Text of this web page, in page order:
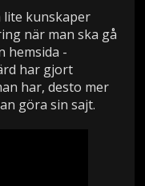
lite kunskaper
när man ska gå
hemsida -
har gjort
har, desto mer
göra sin sajt.